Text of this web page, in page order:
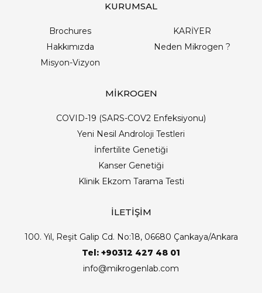
KURUMSAL
Brochures
KARİYER
Hakkımızda
Neden Mikrogen ?
Misyon-Vizyon
MİKROGEN
COVID-19 (SARS-COV2 Enfeksiyonu)
Yeni Nesil Androloji Testleri
İnfertilite Genetiği
Kanser Genetiği
Klinik Ekzom Tarama Testi
İLETİŞİM
100. Yıl, Reşit Galip Cd. No:18, 06680 Çankaya/Ankara
Tel: +90312 427 48 01
info@mikrogenlab.com